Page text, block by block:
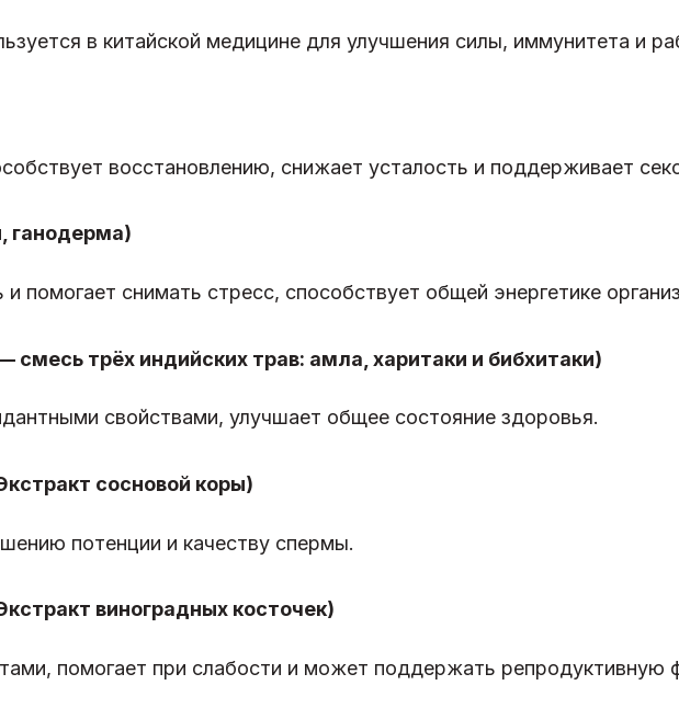
в китайской медицине для улучшения силы, иммунитета и
восстановлению, снижает усталость и поддерживает
ганодерма)
помогает снимать стресс, способствует общей энергетике
смесь трёх индийских трав: амла, харитаки и бибхитаки)
свойствами, улучшает общее состояние здоровья.
сосновой коры)
потенции и качеству спермы.
виноградных косточек)
помогает при слабости и может поддержать репродуктивную